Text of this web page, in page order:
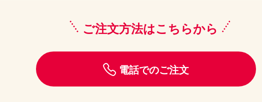
ご注文方法はこちらから
電話でのご注文